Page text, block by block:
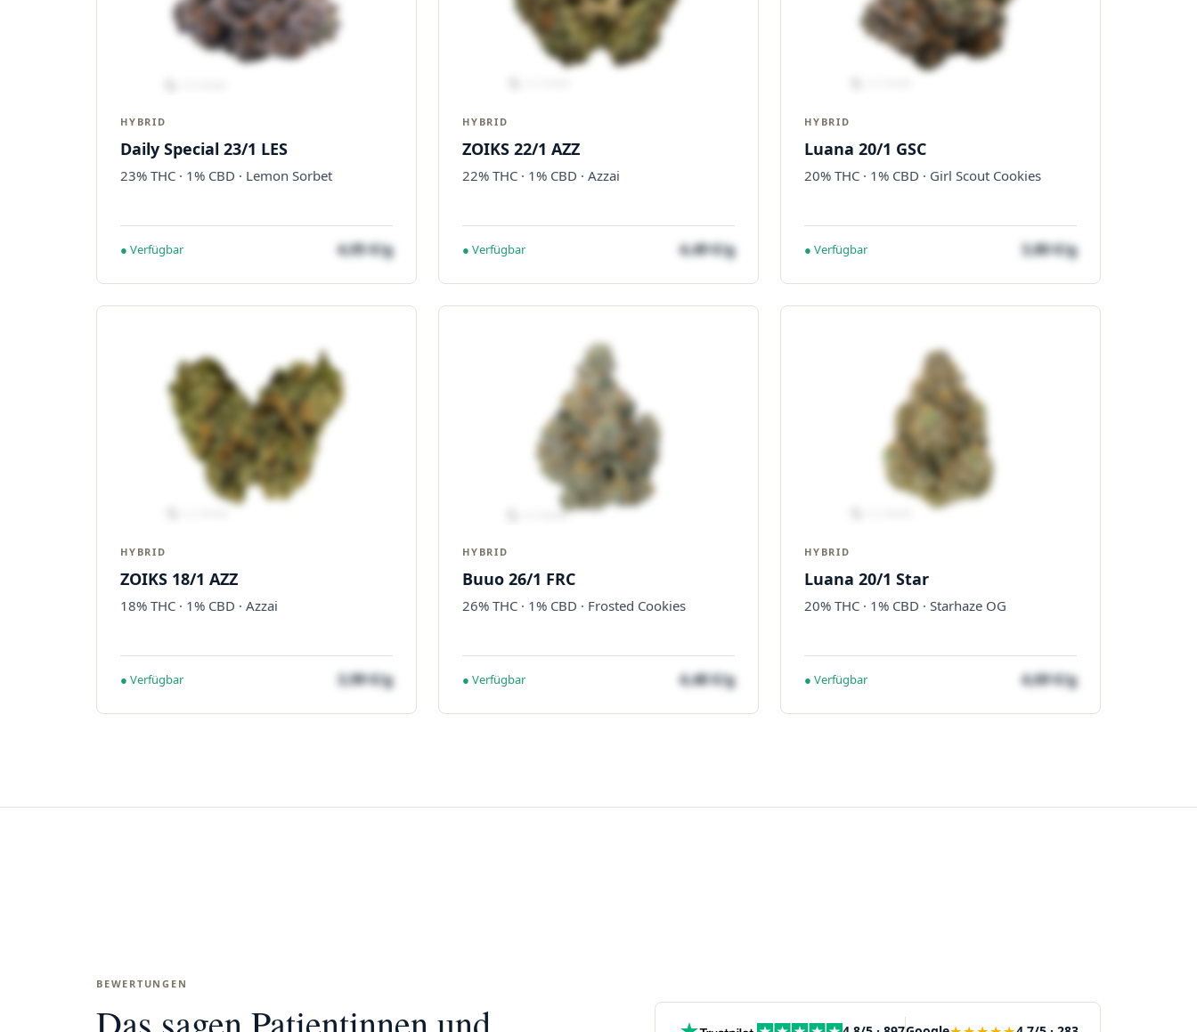
HYBRID
Daily Special 23/1 LES
23% THC · 1% CBD · Lemon Sorbet
● Verfügbar 4,05 €/g
HYBRID
ZOIKS 22/1 AZZ
22% THC · 1% CBD · Azzai
● Verfügbar 4,49 €/g
HYBRID
Luana 20/1 GSC
20% THC · 1% CBD · Girl Scout Cookies
● Verfügbar 3,80 €/g
HYBRID
ZOIKS 18/1 AZZ
18% THC · 1% CBD · Azzai
● Verfügbar 3,99 €/g
HYBRID
Buuo 26/1 FRC
26% THC · 1% CBD · Frosted Cookies
● Verfügbar 4,48 €/g
HYBRID
Luana 20/1 Star
20% THC · 1% CBD · Starhaze OG
● Verfügbar 4,69 €/g
BEWERTUNGEN